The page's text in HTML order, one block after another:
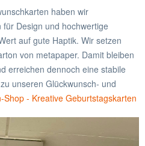
haben wir
Design und hochwertige
auf gute Haptik. Wir setzen
von metapaper. Damit bleiben
erreichen dennoch eine stabile
unseren Glückwunsch- und
Shop - Kreative Geburtstagskarten